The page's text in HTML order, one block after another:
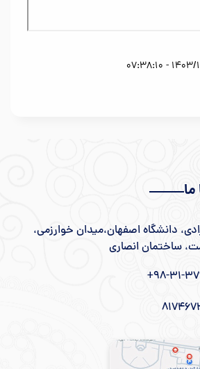
ما
دانشگاه اصفهان،میدان خوارزمی،
ساختمان انصاری